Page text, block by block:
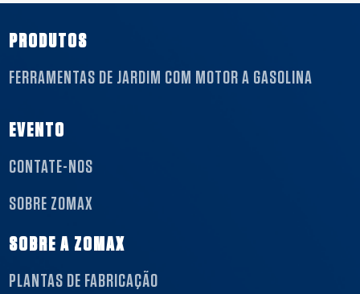
PRODUTOS
FERRAMENTAS DE JARDIM COM MOTOR A GASOLINA
EVENTO
CONTATE-NOS
SOBRE ZOMAX
SOBRE A ZOMAX
PLANTAS DE FABRICAÇÃO